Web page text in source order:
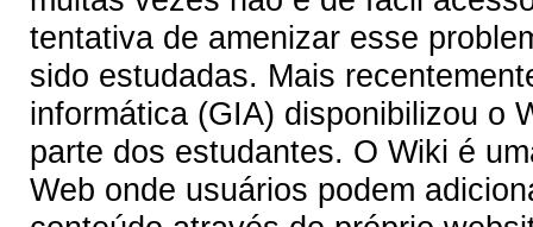
tentativa de amenizar esse
sido estudadas. Mais
informática (GIA) disponibilizou o
parte dos estudantes. O Wiki é
Web onde usuários podem